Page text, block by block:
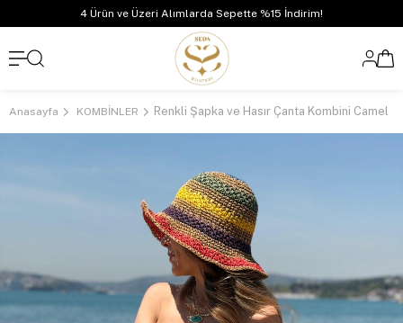
4 Ürün ve Üzeri Alımlarda Sepette %15 İndirim!
Anasayfa KOMBİNLER Renkli Şapka ve Hasır Çanta Kombini Camel